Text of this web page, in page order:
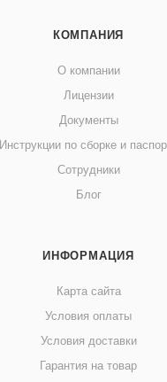
КОМПАНИЯ
О компании
Лицензии
Документы
Инструкции по сборке и
Сотрудники
Блог
ИНФОРМАЦИЯ
Карта сайта
Условия оплаты
Условия доставки
Гарантия на товар